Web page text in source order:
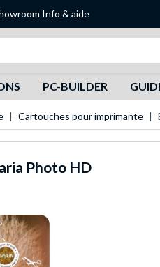
Info & aide
PC-BUILDER
Cartouches pour imprimante
Photo HD